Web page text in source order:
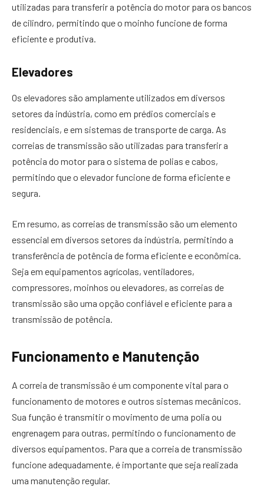
utilizadas para transferir a potência do motor para os bancos
de cilindro, permitindo que o moinho funcione de forma
eficiente e produtiva.
Elevadores
Os elevadores são amplamente utilizados em diversos
setores da indústria, como em prédios comerciais e
residenciais, e em sistemas de transporte de carga. As
correias de transmissão são utilizadas para transferir a
potência do motor para o sistema de polias e cabos,
permitindo que o elevador funcione de forma eficiente e
segura.
Em resumo, as correias de transmissão são um elemento
essencial em diversos setores da indústria, permitindo a
transferência de potência de forma eficiente e econômica.
Seja em equipamentos agrícolas, ventiladores,
compressores, moinhos ou elevadores, as correias de
transmissão são uma opção confiável e eficiente para a
transmissão de potência.
Funcionamento e Manutenção
A correia de transmissão é um componente vital para o
funcionamento de motores e outros sistemas mecânicos.
Sua função é transmitir o movimento de uma polia ou
engrenagem para outras, permitindo o funcionamento de
diversos equipamentos. Para que a correia de transmissão
funcione adequadamente, é importante que seja realizada
uma manutenção regular.